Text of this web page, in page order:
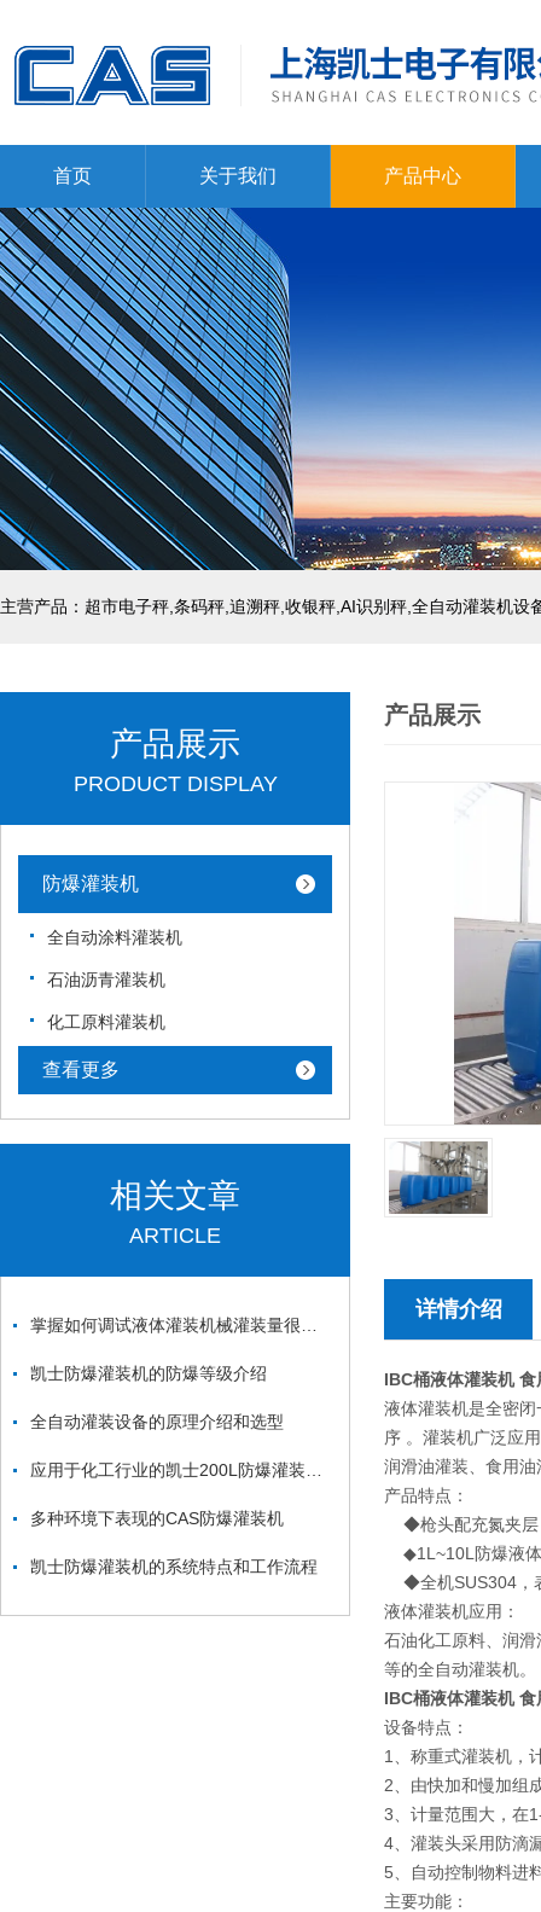
首页 关于我们 产品中心
主营产品：超市电子秤,条码秤,追溯秤,收银秤,AI识别秤,全自动灌装机设
产品展示
PRODUCT DISPLAY
防爆灌装机
全自动涂料灌装机
石油沥青灌装机
化工原料灌装机
查看更多
相关文章
ARTICLE
凯士防爆灌装机的防爆等级介绍
全自动灌装设备的原理介绍和选型
多种环境下表现的CAS防爆灌装机
凯士防爆灌装机的系统特点和工作流程
产品展示
详情介绍
IBC桶液体灌装机
液体灌装机是全密
序 。灌装机广泛应
润滑油灌装、食用
产品特点：
◆枪头配充氮夹层
◆1L~10L防爆液体
◆全机SUS304，
液体灌装机应用：
石油化工原料、润
等的全自动灌装机。
IBC桶液体灌装机
设备特点：
1、称重式灌装机，
2、由快加和慢加组
3、计量范围大，在
4、灌装头采用防滴
5、自动控制物料进
主要功能：